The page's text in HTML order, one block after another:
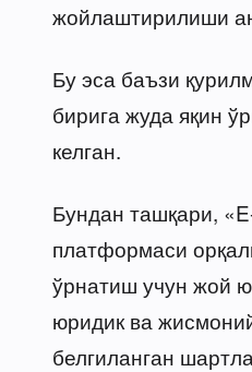
жойлаштирилиши
Бу эса баъзи
бирига жуда яқин
келган.
Бундан ташқари,
платформаси
ўрнатиш учун жой
юридик ва
белгиланган